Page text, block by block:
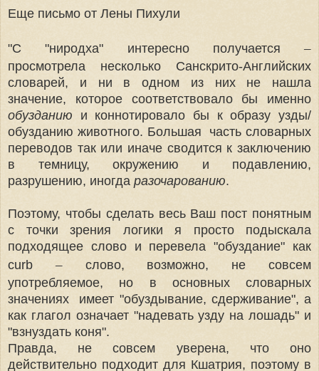
Еще письмо от Лены Пихули
"С "ниродха" интересно получается–
просмотрела несколько Санскрито-Английских
словарей, и ни в одном из них не нашла
значение, которое соответствовало бы именно
обузданию и коннотировало бы к образу узды/
обузданию животного. Большая часть словарных
переводов так или иначе сводится к заключению
в темницу, окружению и подавлению,
разрушению, иногда разочарованию.
Поэтому, чтобы сделать весь Ваш пост понятным
с точки зрения логики я просто подыскала
подходящее слово и перевела "обуздание" как
curb–слово, возможно, не совсем
употребляемое, но в основных словарных
значениях имеет "обуздывание, сдерживание", а
как глагол означает "надевать узду на лошадь" и
"взнуздать коня".
Правда, не совсем уверена, что оно
действительно подходит для Кшатрия, поэтому в